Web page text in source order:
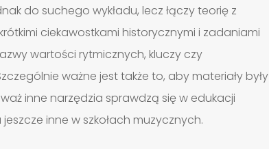
do suchego wykładu, lecz łączy teorię z
ciekawostkami historycznymi i zadaniami
wartości rytmicznych, kluczy czy
ważne jest także to, aby materiały były
inne narzędzia sprawdzą się w edukacji
inne w szkołach muzycznych.